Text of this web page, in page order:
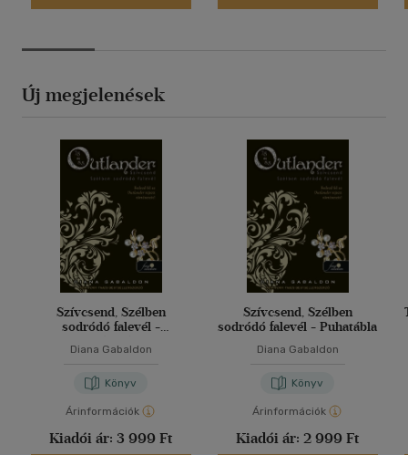
Új megjelenések
Szívcsend, Szélben
sodródó falevél -
Diana Gabaldon
Könyv
Árinformációk
Kiadói ár: 3 999 Ft
Szívcsend, Szélben
sodródó falevél - Puhatábla
Diana Gabaldon
Könyv
Árinformációk
Kiadói ár: 2 999 Ft